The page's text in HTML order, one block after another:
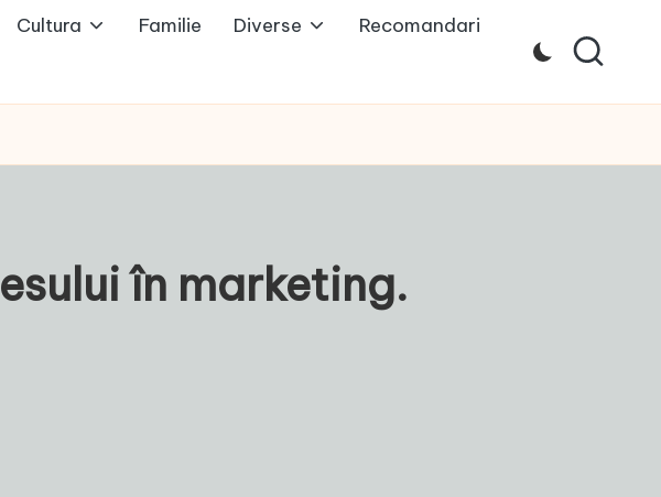
Cultura Familie Diverse Recomandari
în marketing.